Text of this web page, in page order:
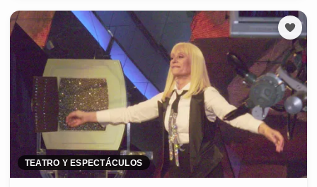
TEATRO Y ESPECTÁCULOS